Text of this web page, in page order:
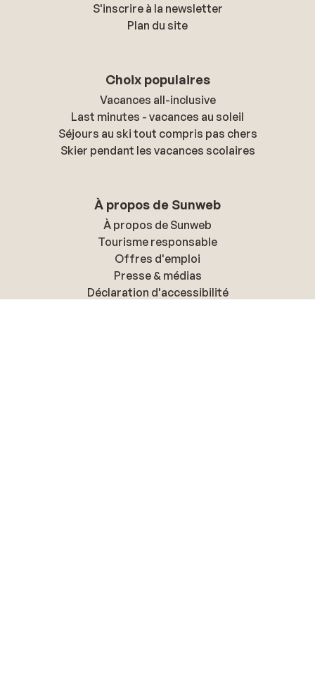
S'inscrire à la newsletter
Plan du site
Choix populaires
Vacances all-inclusive
Last minutes - vacances au soleil
Séjours au ski tout compris pas chers
Skier pendant les vacances scolaires
À propos de Sunweb
À propos de Sunweb
Tourisme responsable
Offres d'emploi
Presse & médias
Déclaration d'accessibilité